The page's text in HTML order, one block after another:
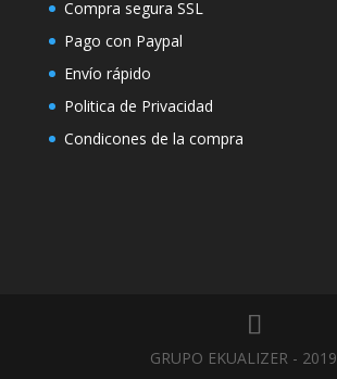
Compra segura SSL
Pago con Paypal
Envío rápido
Politica de Privacidad
Condicones de la compra
GRUPO EKUALIZER - 2019